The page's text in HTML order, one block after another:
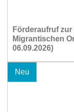
Förderaufruf
Migrantischen
06.09.2026)
Neu